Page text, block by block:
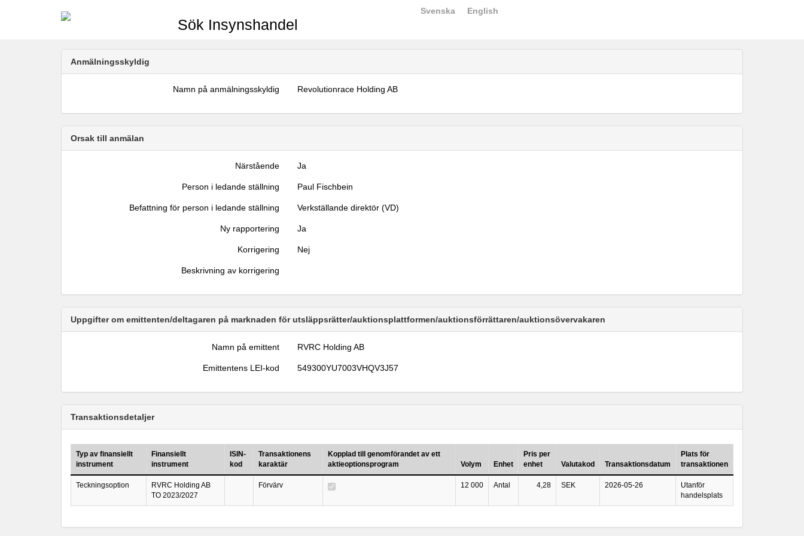
Sök Insynshandel
Svenska English
Anmälningsskyldig
Namn på anmälningsskyldig Revolutionrace Holding AB
Orsak till anmälan
Närstående Ja
Person i ledande ställning Paul Fischbein
Befattning för person i ledande ställning Verkställande direktör (VD)
Ny rapportering Ja
Korrigering Nej
Beskrivning av korrigering
Uppgifter om emittenten/deltagaren på marknaden för utsläppsrätter/auktionsplattformen/auktionsförrättaren/auktionsövervakaren
Namn på emittent RVRC Holding AB
Emittentens LEI-kod 549300YU7003VHQV3J57
Transaktionsdetaljer
Typ av finansiellt
instrument
Finansiellt
instrument
ISIN-
kod
Transaktionens
karaktär
Kopplad till genomförandet av ett
aktieoptionsprogram
Volym Enhet
Pris per
enhet
Valutakod Transaktionsdatum
Plats för
transaktionen
Teckningsoption
RVRC Holding AB
TO 2023/2027
Förvärv 12 000 Antal 4,28 SEK 2026-05-26
Utanför
handelsplats